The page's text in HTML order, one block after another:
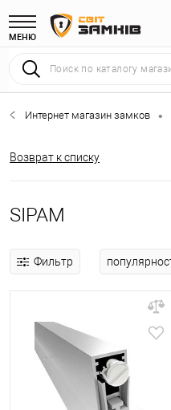
МЕНЮ
Интернет магазин замков •
Возврат к списку
SIPAM
Фильтр